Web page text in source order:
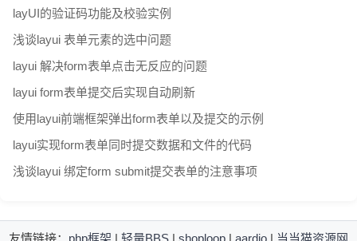
layUI的验证码功能及校验实例
浅谈layui 表单元素的选中问题
layui 解决form表单点击无反应的问题
layui form表单提交后实现自动刷新
使用layui前端框架弹出form表单以及提交的示例
layui实现form表单同时提交数据和文件的代码
浅谈layui 绑定form submit提交表单的注意事项
友情链接： php框架 | 轻量BBS | shoploop | aardio | 当当猫资源网